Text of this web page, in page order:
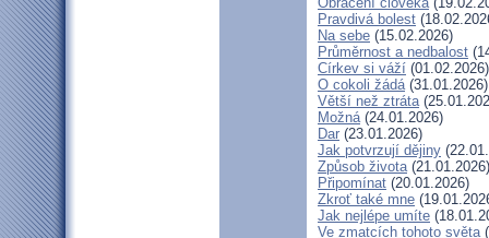
Pravdivá bolest
Na sebe (15.02.2026)
Průměrnost a nedbalost
Církev si váží (01.02.2026)
O cokoli žádá(31.01.2026)
Větší než ztráta
Možná(24.01.2026)
Dar (23.01.2026)
Jak potvrzují dějiny
Způsob života(21.01.2026)
Připomínat (20.01.2026)
Zkroť také mne
Jak nejlépe umíte
Ve zmatcích tohoto světa